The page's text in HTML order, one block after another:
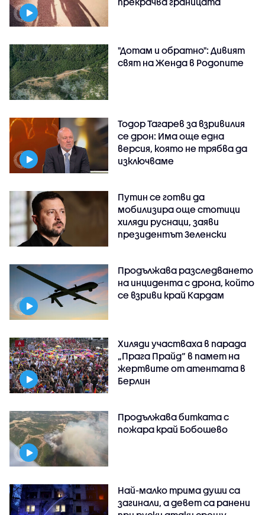
"Дотам и обратно": Дивият
свят на Женда в Родопите
Тодор Тагарев за взривилия
се дрон: Има още една
версия, която не трябва да
изключваме
Путин се готви да
мобилизира още стотици
хиляди руснаци, заяви
президентът Зеленски
Продължава разследването
на инцидента с дрона, който
се взриви край Кардам
Хиляди участваха в парада
„Прага Прайд“ в памет на
жертвите от атентата в
Берлин
Продължава битката с
пожара край Бобошево
Най-малко трима души са
загинали, а девет са ранени